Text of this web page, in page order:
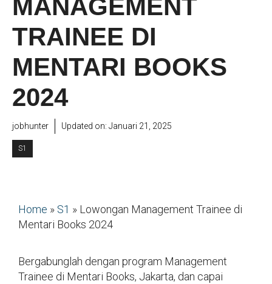
MANAGEMENT
TRAINEE DI
MENTARI BOOKS
2024
jobhunter Updated on: Januari 21, 2025
S1
Home » S1 » Lowongan Management Trainee di
Mentari Books 2024
Bergabunglah dengan program Management
Trainee di Mentari Books, Jakarta, dan capai